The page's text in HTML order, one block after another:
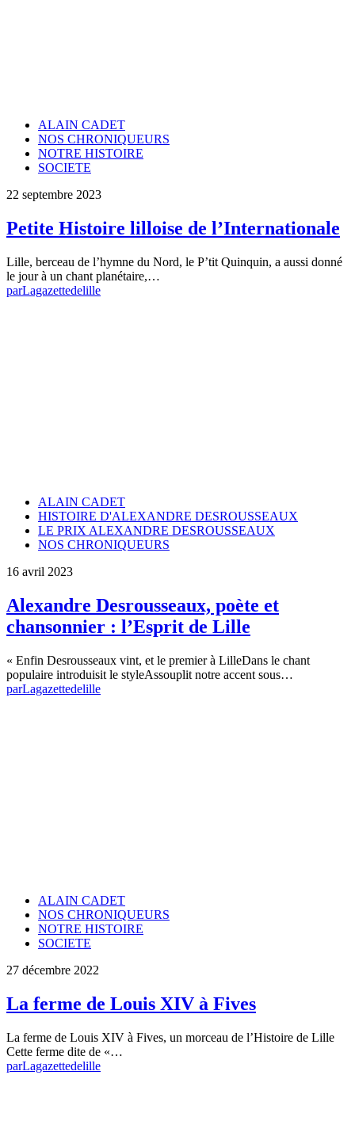
ALAIN CADET
NOS CHRONIQUEURS
NOTRE HISTOIRE
SOCIETE
22 septembre 2023
Petite Histoire lilloise de l’Internationale
Lille, berceau de l’hymne du Nord, le P’tit Quinquin, a aussi donné
le jour à un chant planétaire,…
parLagazettedelille
ALAIN CADET
HISTOIRE D'ALEXANDRE DESROUSSEAUX
LE PRIX ALEXANDRE DESROUSSEAUX
NOS CHRONIQUEURS
16 avril 2023
Alexandre Desrousseaux, poète et
chansonnier : l’Esprit de Lille
« Enfin Desrousseaux vint, et le premier à LilleDans le chant
populaire introduisit le styleAssouplit notre accent sous…
parLagazettedelille
ALAIN CADET
NOS CHRONIQUEURS
NOTRE HISTOIRE
SOCIETE
27 décembre 2022
La ferme de Louis XIV à Fives
La ferme de Louis XIV à Fives, un morceau de l’Histoire de Lille
Cette ferme dite de «…
parLagazettedelille